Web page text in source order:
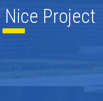
Nice Project